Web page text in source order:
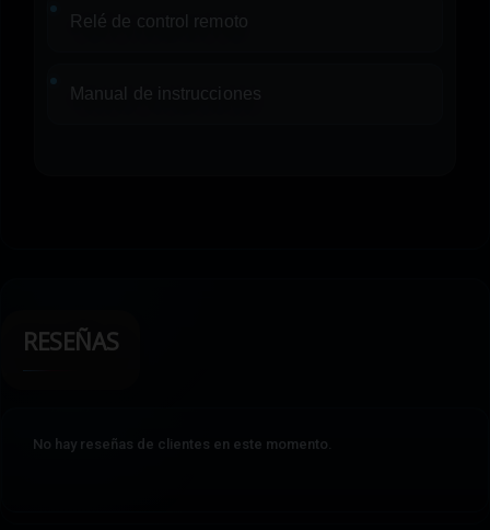
Relé de control remoto
Manual de instrucciones
RESEÑAS
No hay reseñas de clientes en este momento.